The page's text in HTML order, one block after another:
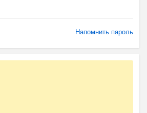
Напомнить пароль